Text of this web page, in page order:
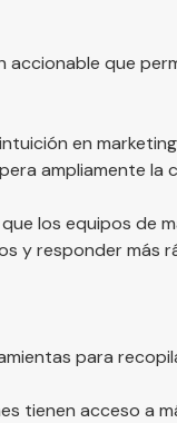
que
en
ampliamente la
los equipos de
y responder más
para
tienen acceso a